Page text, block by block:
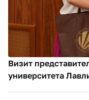
Визит
университета